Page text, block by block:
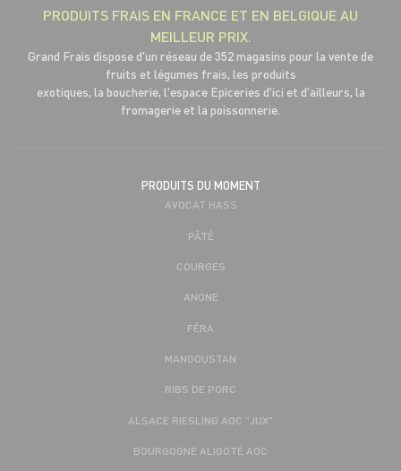
PRODUITS FRAIS EN FRANCE ET EN BELGIQUE AU
MEILLEUR PRIX.
Grand Frais dispose d'un réseau de 352 magasins pour la vente de
fruits et légumes frais, les produits
exotiques, la boucherie, l'espace Epiceries d'ici et d'ailleurs, la
fromagerie et la poissonnerie.
PRODUITS DU MOMENT
AVOCAT HASS
PÂTÉ
COURGES
ANONE
FÉRA
MANGOUSTAN
RIBS DE PORC
ALSACE RIESLING AOC "JUX"
BOURGOGNE ALIGOTÉ AOC